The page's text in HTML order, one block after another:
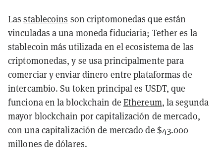
Lasstablecoins son criptomonedas que están
vinculadas a una moneda fiduciaria; Tether es la
stablecoin más utilizada en el ecosistema de las
criptomonedas, y se usa principalmente para
comerciar y enviar dinero entre plataformas de
intercambio. Su token principal es USDT, que
funciona en la blockchain de Ethereum, la segunda
mayor blockchain por capitalización de mercado,
con una capitalización de mercado de $43.000
millones de dólares.